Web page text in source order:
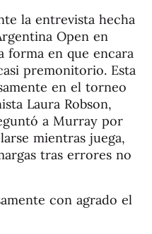
la entrevista hecha
Open en
forma en que encara
premonitorio. Esta
en el torneo
Laura Robson,
a Murray por
mientras juega,
tras errores no
con agrado el